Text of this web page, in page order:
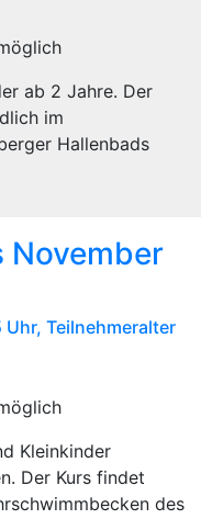
ab 2 Jahre. Der
im
Hallenbads
November
Teilnehmeralter
Kleinkinder
Der Kurs findet
des